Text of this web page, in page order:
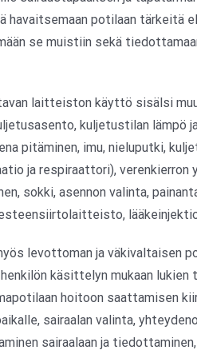
potilaan tärkeitä
se muistiin sekä
laitteiston käyttö sisälsi
kuljetustilan lämpö
pitäminen, imu, nieluputki,
ja respiraattori), verenkierron
sokki, asennon valinta,
levottoman ja väkivaltaisen
käsittelyn mukaan lukien
hoitoon saattamisen
sairaalan valinta,
sairaalaan ja